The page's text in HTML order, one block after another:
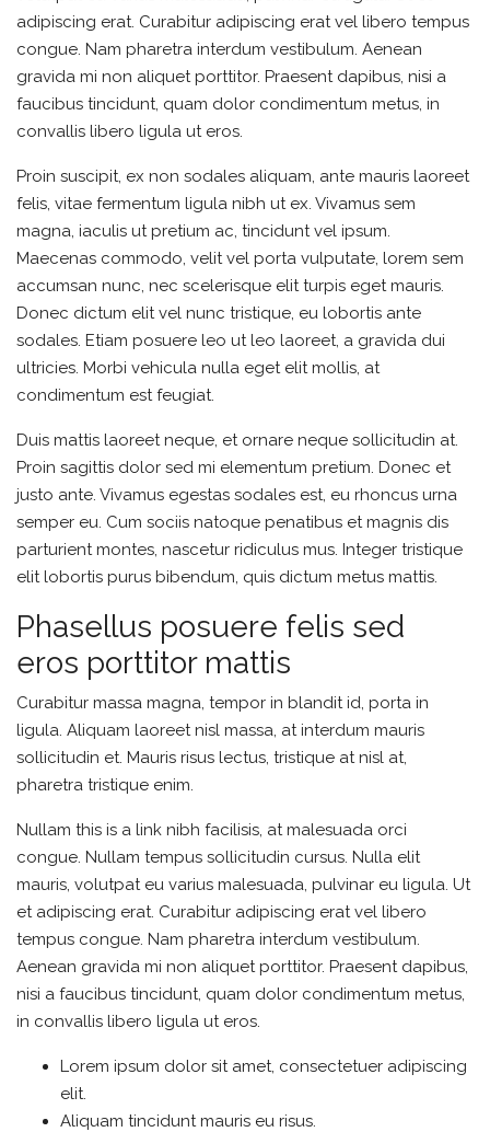
adipiscing erat. Curabitur adipiscing erat vel libero tempus
congue. Nam pharetra interdum vestibulum. Aenean
gravida mi non aliquet porttitor. Praesent dapibus, nisi a
faucibus tincidunt, quam dolor condimentum metus, in
convallis libero ligula ut eros.
Proin suscipit, ex non sodales aliquam, ante mauris laoreet
felis, vitae fermentum ligula nibh ut ex. Vivamus sem
magna, iaculis ut pretium ac, tincidunt vel ipsum.
Maecenas commodo, velit vel porta vulputate, lorem sem
accumsan nunc, nec scelerisque elit turpis eget mauris.
Donec dictum elit vel nunc tristique, eu lobortis ante
sodales. Etiam posuere leo ut leo laoreet, a gravida dui
ultricies. Morbi vehicula nulla eget elit mollis, at
condimentum est feugiat.
Duis mattis laoreet neque, et ornare neque sollicitudin at.
Proin sagittis dolor sed mi elementum pretium. Donec et
justo ante. Vivamus egestas sodales est, eu rhoncus urna
semper eu. Cum sociis natoque penatibus et magnis dis
parturient montes, nascetur ridiculus mus. Integer tristique
elit lobortis purus bibendum, quis dictum metus mattis.
Phasellus posuere felis sed
eros porttitor mattis
Curabitur massa magna, tempor in blandit id, porta in
ligula. Aliquam laoreet nisl massa, at interdum mauris
sollicitudin et. Mauris risus lectus, tristique at nisl at,
pharetra tristique enim.
Nullam this is a link nibh facilisis, at malesuada orci
congue. Nullam tempus sollicitudin cursus. Nulla elit
mauris, volutpat eu varius malesuada, pulvinar eu ligula. Ut
et adipiscing erat. Curabitur adipiscing erat vel libero
tempus congue. Nam pharetra interdum vestibulum.
Aenean gravida mi non aliquet porttitor. Praesent dapibus,
nisi a faucibus tincidunt, quam dolor condimentum metus,
in convallis libero ligula ut eros.
Lorem ipsum dolor sit amet, consectetuer adipiscing
elit.
Aliquam tincidunt mauris eu risus.